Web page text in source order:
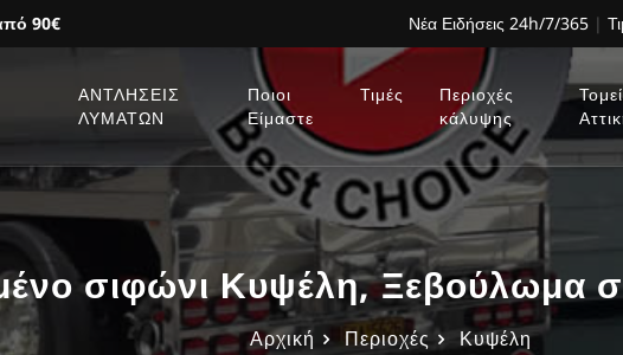
90€ Νέα Ειδήσεις 24h/7/365 |
ΑΝΤΛΗΣΕΙΣ
ΛΥΜΑΤΩΝ
Ποιοι
Είμαστε
Τιμές
Περιοχές
κάλυψης
σιφώνι Κυψέλη, Ξεβούλωμα
Αρχική Περιοχές Κυψέλη